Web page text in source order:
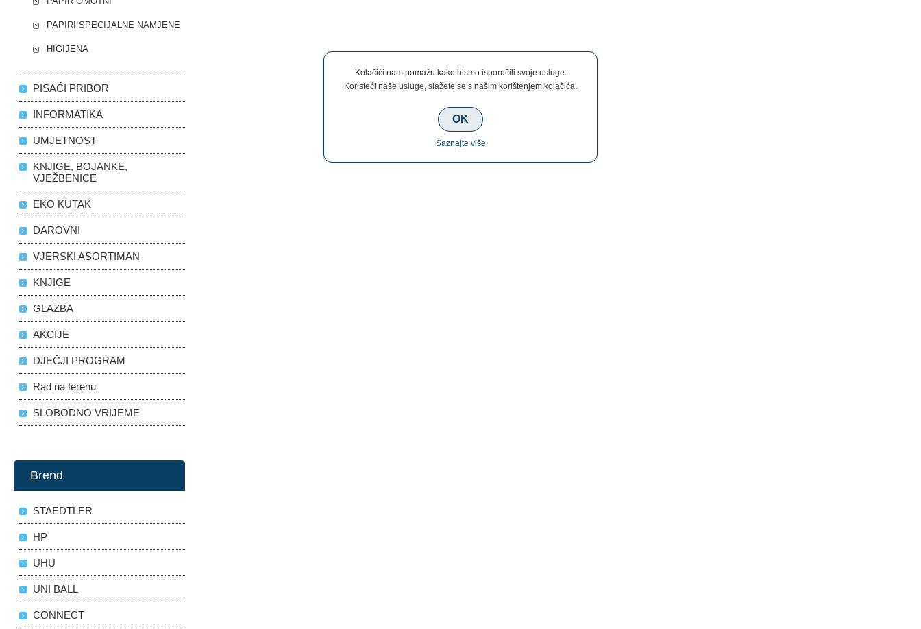
PAPIRI SPECIJALNE NAMJENE
HIGIJENA
PISAĆI PRIBOR
INFORMATIKA
UMJETNOST
KNJIGE, BOJANKE,
VJEŽBENICE
EKO KUTAK
DAROVNI
VJERSKI ASORTIMAN
KNJIGE
GLAZBA
AKCIJE
DJEČJI PROGRAM
Rad na terenu
SLOBODNO VRIJEME
Brend
STAEDTLER
HP
UHU
UNI BALL
CONNECT
Kolačići nam pomažu kako bismo isporučili svoje usluge.
Koristeći naše usluge, slažete se s našim korištenjem kolačića.
OK
Saznajte više